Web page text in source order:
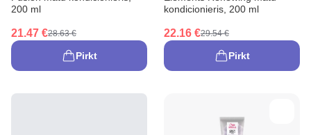
200 ml
21.47 €28.63 €
Pirkt
kondicionieris, 200 ml
22.16 €29.54 €
Pirkt